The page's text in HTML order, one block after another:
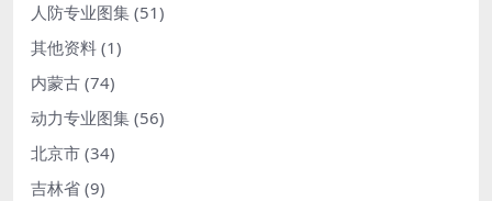
人防专业图集 (51)
其他资料 (1)
内蒙古 (74)
动力专业图集 (56)
北京市 (34)
吉林省 (9)